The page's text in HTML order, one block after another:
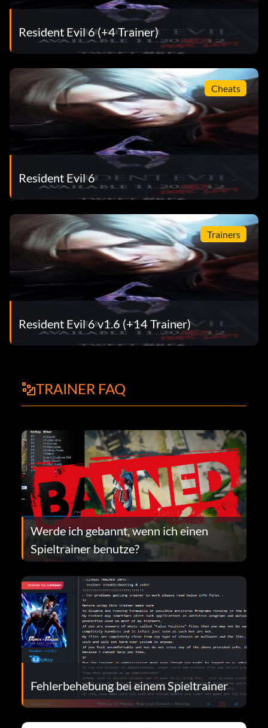
Resident Evil 6 (+4 Trainer)
Cheats
Resident Evil 6
Trainers
Resident Evil 6 v1.6 (+14 Trainer)
TRAINER FAQ
Werde ich gebannt, wenn ich einen
Spieltrainer benutze?
Fehlerbehebung bei einem Spieltrainer